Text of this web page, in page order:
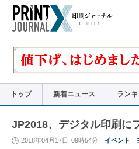
で
リ
トップ 新着ニュース ラン
JP2018、デジタル印刷に
2018年04月17日 09時54分 イベント